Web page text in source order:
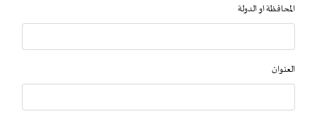
المحافظة او الدولة
العنوان